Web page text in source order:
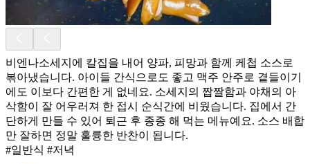
비엔나소세지에 칼집을 내어 양파, 피망과 함께 케첩 소스로
볶아냈습니다. 아이들 간식으로도 좋고 맥주 안주로 곁들이기
에도 이보다 간편한 게 없네요. 소세지의 짭짤함과 야채의 아
삭함이 잘 어우러져 한 접시 순식간에 비웠습니다. 집에서 간
단하게 만들 수 있어 퇴근 후 종종 해 먹는 메뉴예요. 소스 배합
만 잘하면 정말 훌륭한 반찬이 됩니다.
#일반식 #저녁